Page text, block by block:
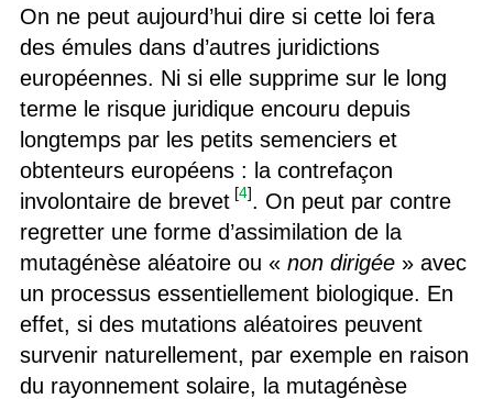
On ne peut aujourd’hui dire si cette loi fera
des émules dans d’autres juridictions
européennes. Ni si elle supprime sur le long
terme le risque juridique encouru depuis
longtemps par les petits semenciers et
obtenteurs européens : la contrefaçon
involontaire de brevet [4]. On peut par contre
regretter une forme d’assimilation de la
mutagénèse aléatoire ou « non dirigée» avec
un processus essentiellement biologique. En
effet, si des mutations aléatoires peuvent
survenir naturellement, par exemple en raison
du rayonnement solaire, la mutagénèse